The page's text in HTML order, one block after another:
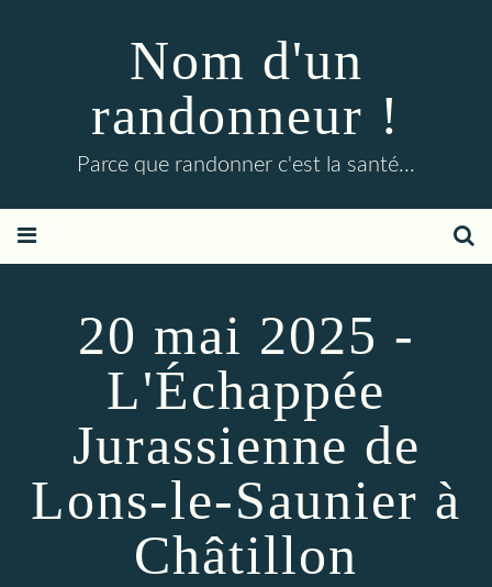
Nom d'un
randonneur !
Parce que randonner c'est la santé...
20 mai 2025 -
L'Échappée
Jurassienne de
Lons-le-Saunier à
Châtillon